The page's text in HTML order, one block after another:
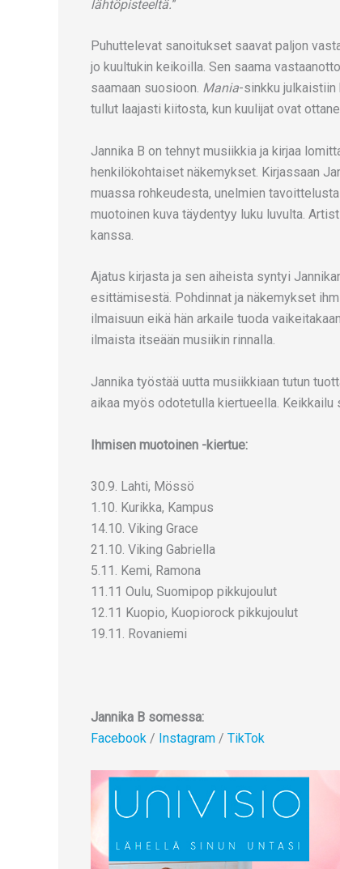
lähtöpisteeltä.”
Puhuttelevat sanoitukset saavat paljon
jo kuultukin keikoilla. Sen saama
saamaan suosioon. Mania-sinkku julkaistiin
tullut laajasti kiitosta, kun kuulijat ovat
Jannika B on tehnyt musiikkia ja kirjaa
henkilökohtaiset näkemykset. Kirjassaan
muassa rohkeudesta, unelmien
muotoinen kuva täydentyy luku luvulta.
kanssa.
Ajatus kirjasta ja sen aiheista syntyi
esittämisestä. Pohdinnat ja näkemykset
ilmaisuun eikä hän arkaile tuoda
ilmaista itseään musiikin rinnalla.
Jannika työstää uutta musiikkiaan tutun
aikaa myös odotetulla kiertueella.
Ihmisen muotoinen -kiertue:
30.9. Lahti, Mössö
1.10. Kurikka, Kampus
14.10. Viking Grace
21.10. Viking Gabriella
5.11. Kemi, Ramona
11.11 Oulu, Suomipop pikkujoulut
12.11 Kuopio, Kuopiorock pikkujoulut
19.11. Rovaniemi
Jannika B somessa:
Facebook / Instagram / TikTok